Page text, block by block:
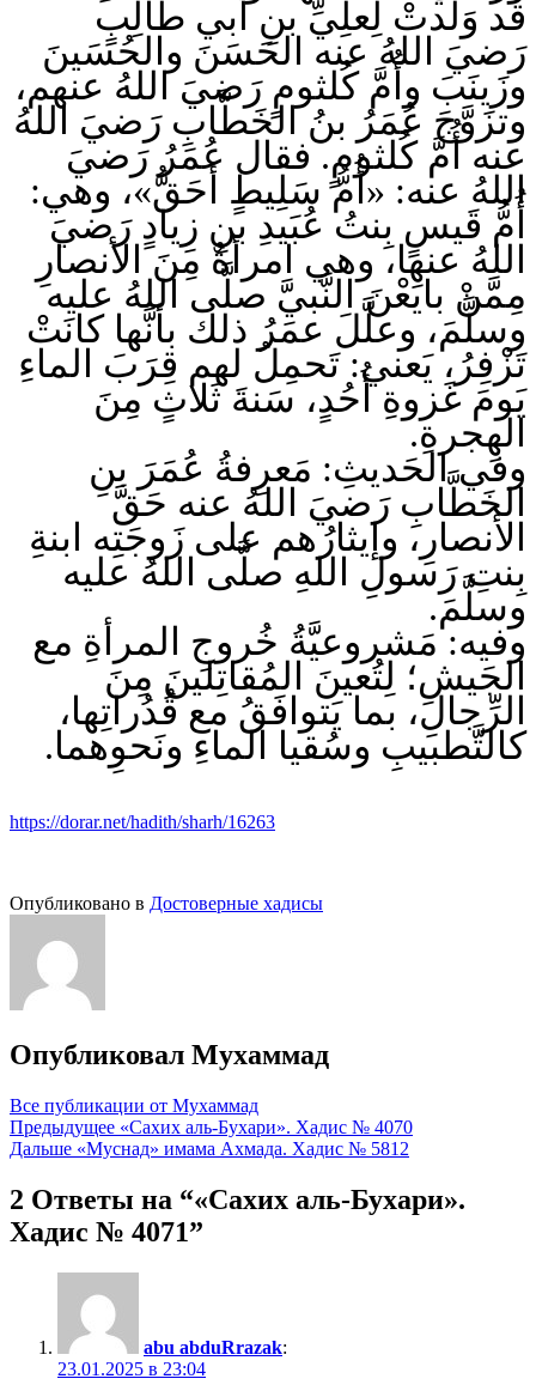
قد وَلَدتْ لِعلِيِّ بنِ أبي طالِبٍ
رَضيَ اللهُ عنه الحَسَنَ والحُسَينَ
وزَينَبَ وأُمَّ كُلثومٍ رَضيَ اللهُ عنهم،
وتزَوَّجَ عُمَرُ بنُ الخَطَّابِ رَضيَ اللهُ
عنه أُمَّ كُلثومٍ. فقال عُمَرُ رَضيَ
اللهُ عنه: «أُمُّ سَلِيطٍ أحَقُّ»، وهي:
أُمُّ قَيسٍ بِنتُ عُبَيدِ بنِ زِيادٍ رَضيَ
اللهُ عنها، وهي امرأةٌ مِنَ الأنصارِ
مِمَّنْ بايَعْنَ النَّبيَّ صلَّى اللهُ عليه
وسلَّمَ، وعلَّلَ عمَرُ ذلك بأنَّها كانَتْ
تَزْفِرُ، يَعني: تَحمِلُ لهم قِرَبَ الماءِ
يَومَ غَزوةِ أُحُدٍ، سَنةَ ثَلاثٍ مِنَ
الهِجرةِ.
وفي الحَديثِ: مَعرِفةُ عُمَرَ بنِ
الخَطَّابِ رَضيَ اللهُ عنه حَقَّ
الأنصارِ، وإيثارُهم على زَوجَتِه ابنةِ
بِنتِ رَسولِ اللهِ صلَّى اللهُ عليه
وسلَّمَ.
وفيه: مَشروعيَّةُ خُروجِ المرأةِ مع
الجَيشِ؛ لِتُعينَ المُقاتِلينَ مِنَ
الرِّجالِ، بما يَتوافَقُ مع قُدُراتِها،
كالتَّطبيبِ وسُقيا الماءِ ونَحوِهما.
https://dorar.net/hadith/sharh/16263
Опубликовано в Достоверные хадисы
Опубликовал Мухаммад
Все публикации от Мухаммад
Навигация
по
записям
Предыдущее «Сахих аль-Бухари». Хадис № 4070
Дальше «Муснад» имама Ахмада. Хадис № 5812
2 Ответы на “«Сахих аль-Бухари».
Хадис № 4071”
abu abduRrazak:
23.01.2025 в 23:04